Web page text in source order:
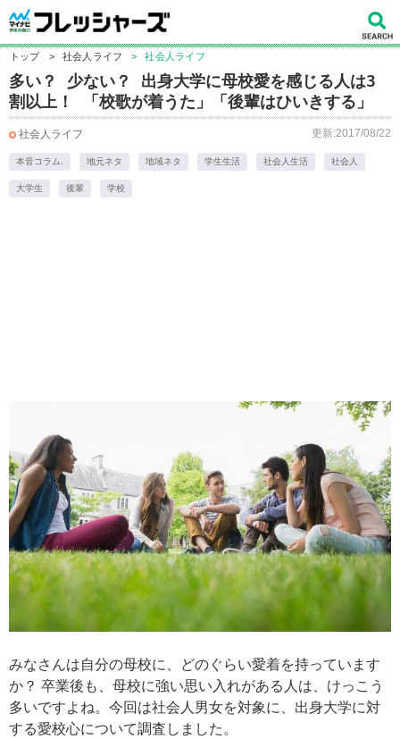
トップ > 社会人ライフ > 社会人ライフ
多い？ 少ない？ 出身大学に母校愛を感じる人は3
割以上！ 「校歌が着うた」「後輩はひいきする」
社会人ライフ 更新:2017/08/22
本音コラム. 地元ネタ 地域ネタ 学生生活 社会人生活 社会人
大学生 後輩 学校
みなさんは自分の母校に、どのぐらい愛着を持っています
か？ 卒業後も、母校に強い思い入れがある人は、けっこう
多いですよね。今回は社会人男女を対象に、出身大学に対
する愛校心について調査しました。